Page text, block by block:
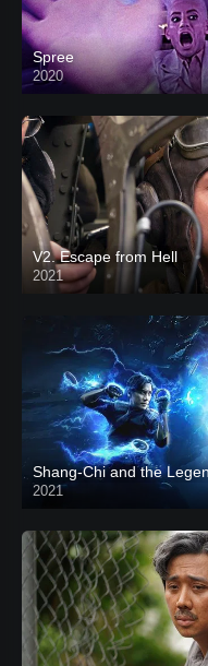
Spree
2020
V2. Escape from Hell
2021
2021
CAM